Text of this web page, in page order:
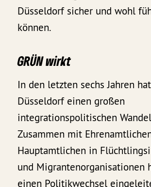
Düsseldorf sicher und wohl
können.
GRÜN wirkt
In den letzten sechs Jahren hat
Düsseldorf einen großen
integrationspolitischen
Zusammen mit
Hauptamtlichen in
und Migrantenorganisationen
einen Politikwechsel